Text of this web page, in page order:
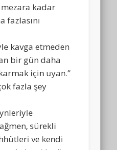
kadar
fazlasını
kavga etmeden
bir gün daha
için uyan.”
fazla şey
sürekli
ve kendi